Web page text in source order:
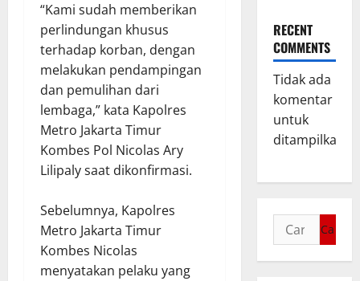
“Kami sudah memberikan
perlindungan khusus
terhadap korban, dengan
melakukan pendampingan
dan pemulihan dari
lembaga,” kata Kapolres
Metro Jakarta Timur
Kombes Pol Nicolas Ary
Lilipaly saat dikonfirmasi.
Sebelumnya, Kapolres
Metro Jakarta Timur
Kombes Nicolas
menyatakan pelaku yang
RECENT
COMMENTS
Tidak ada
komentar
untuk
ditampilkan.